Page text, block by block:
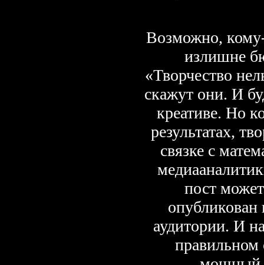
Возможно,
излишне
«Творчество
скажут они. И
креативе. Но
результатах,
связке с
пост
опубликован
аудитории. И
правильном